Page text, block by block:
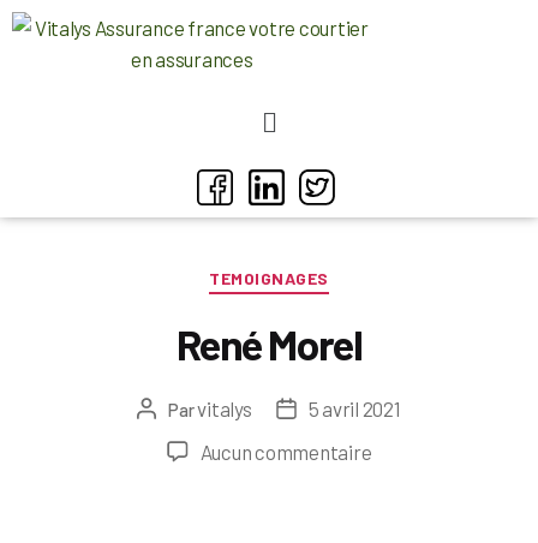
TEMOIGNAGES
René Morel
Parvitalys
5 avril 2021
Aucun commentaire